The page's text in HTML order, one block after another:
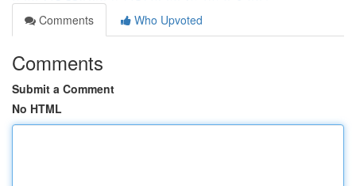
Comments
Who Upvoted
Comments
Submit a Comment
No HTML